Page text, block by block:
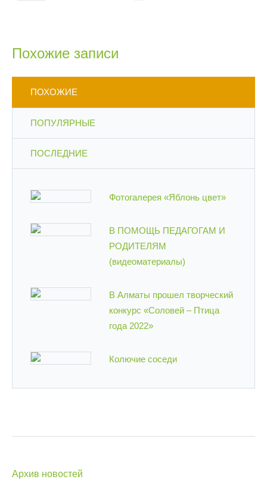
Похожие записи
ПОХОЖИЕ
ПОПУЛЯРНЫЕ
ПОСЛЕДНИЕ
Фотогалерея «Яблонь цвет»
В ПОМОЩЬ ПЕДАГОГАМ И
РОДИТЕЛЯМ
(видеоматериалы)
В Алматы прошел творческий
конкурс «Соловей – Птица
года 2022»
Колючие соседи
Архив новостей